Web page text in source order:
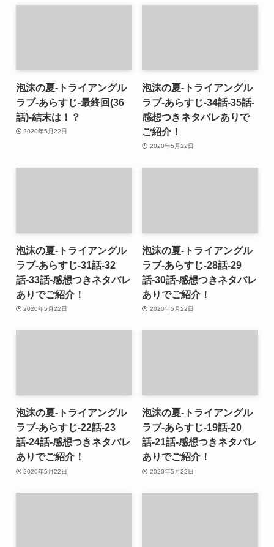
泡沫の夏-トライアングル
ラブ-あらすじ-最終回(36
話)-結末は！？
2020年5月22日
泡沫の夏-トライアングル
ラブ-あらすじ-34話-35話-
感想つきネタバレありで
ご紹介！
2020年5月22日
泡沫の夏-トライアングル
ラブ-あらすじ-31話-32
話-33話-感想つきネタバレ
ありでご紹介！
2020年5月22日
泡沫の夏-トライアングル
ラブ-あらすじ-28話-29
話-30話-感想つきネタバレ
ありでご紹介！
2020年5月22日
泡沫の夏-トライアングル
ラブ-あらすじ-22話-23
話-24話-感想つきネタバレ
ありでご紹介！
2020年5月22日
泡沫の夏-トライアングル
ラブ-あらすじ-19話-20
話-21話-感想つきネタバレ
ありでご紹介！
2020年5月22日